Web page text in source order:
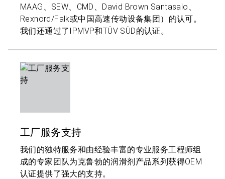
MAAG、SEW、CMD、David Brown Santasalo、
Rexnord/Falk或中国高速传动设备集团）的认可。
我们还通过了IPMVP和TÜV SÜD的认证。
工厂服务支持
我们的独特服务和由经验丰富的专业服务工程师组
成的专家团队为克鲁勃的润滑剂产品系列获得OEM
认证提供了强大的支持。